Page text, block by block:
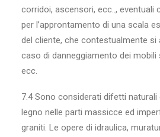
corridoi, ascensori, ecc.., eventuali
per l’approntamento di una scala
del cliente, che contestualmente
caso di danneggiamento dei mobili
ecc.
7.4 Sono considerati difetti
legno nelle parti massicce ed
graniti. Le opere di idraulica,